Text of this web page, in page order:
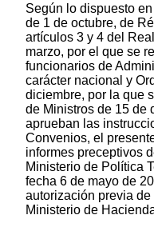
Según lo dispuesto
de 1 de octubre, de
artículos 3 y 4 del
marzo, por el que se
funcionarios de
carácter nacional y
diciembre, por la que
de Ministros de 15 de
aprueban las
Convenios, el
informes preceptivos
Ministerio de Política
fecha 6 de mayo de
autorización previa
Ministerio de